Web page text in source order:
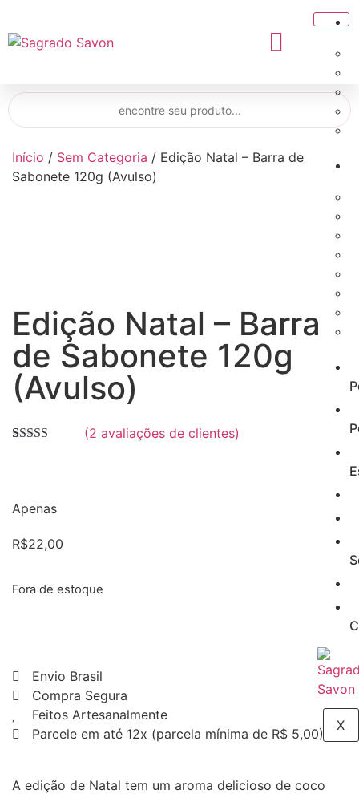
X
Início / Sem Categoria / Edição Natal – Barra de
Sabonete 120g (Avulso)
Edição Natal – Barra
de Sabonete 120g
(Avulso)
avaliações de
clientes
(2 avaliações de clientes)
Apenas
R$22,00
Fora de estoque
Envio Brasil
Compra Segura
Feitos Artesanalmente
Parcele em até 12x (parcela mínima de R$ 5,00)
A edição de Natal tem um aroma delicioso de coco